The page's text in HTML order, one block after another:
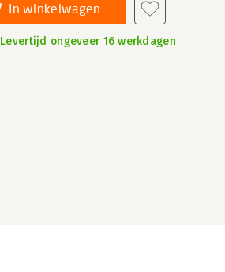
In winkelwagen
Levertijd ongeveer 16 werkdagen